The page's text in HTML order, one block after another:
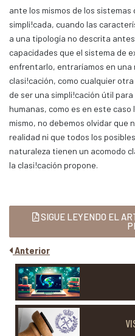
ante los mismos de los sistemas
simpli!cada, cuando las
a una tipología no descrita
capacidades que el sistema de
enfrentarlo, entraríamos en una
clasi!cación, como cualquier
de ser una simpli!cación útil
humanas, como es en este
mismo, no debemos olvidar que
realidad ni que todos los
naturaleza tienen un acomodo
la clasi!cación propone.
SIGUE LEYENDO EL
Anterior